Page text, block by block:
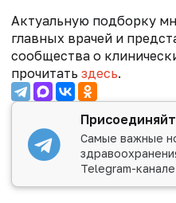
Актуальную подборку
главных врачей и
сообщества о
прочитать здесь.
Самые важные
Telegram-